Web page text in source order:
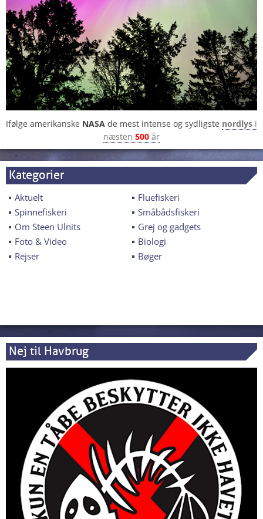
Ifølge amerikanske NASA de mest intense og sydligste nordlys i
næsten 500 år
Kategorier
Aktuelt
Fluefiskeri
Spinnefiskeri
Småbådsfiskeri
Om Steen Ulnits
Grej og gadgets
Foto & Video
Biologi
Rejser
Bøger
Nej til Havbrug